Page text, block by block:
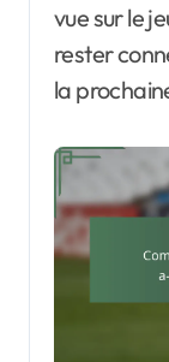
vue sur le
rester
la